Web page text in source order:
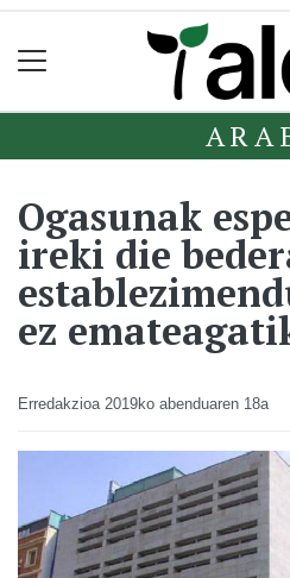
Ogasunak
ireki die
ez
Erredakzioa 2019ko abenduaren 18a